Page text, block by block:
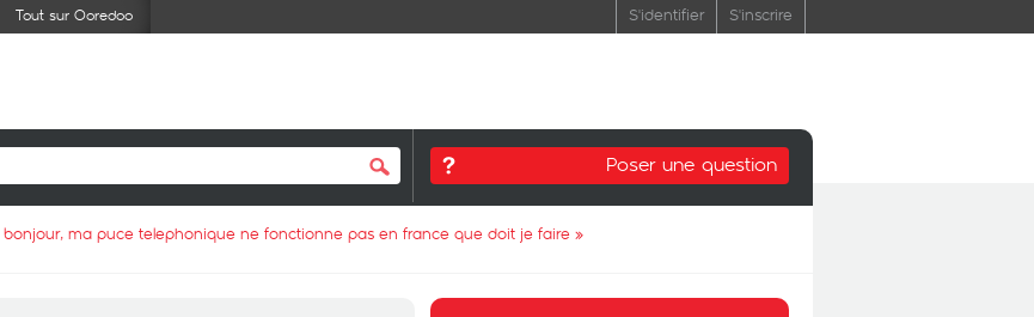
Tout sur Ooredoo S'identifier S'inscrire
Poser une question
bonjour, ma puce telephonique ne fonctionne pas en france que doit je faire »